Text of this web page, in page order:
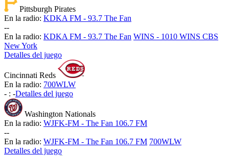
Pittsburgh Pirates
En la radio: KDKA FM - 93.7 The Fan
--
En la radio: KDKA FM - 93.7 The Fan WINS - 1010 WINS CBS
New York
Detalles del juego
Cincinnati Reds
En la radio: 700WLW
- : -Detalles del juego
Washington Nationals
En la radio: WJFK-FM - The Fan 106.7 FM
--
En la radio: WJFK-FM - The Fan 106.7 FM 700WLW
Detalles del juego